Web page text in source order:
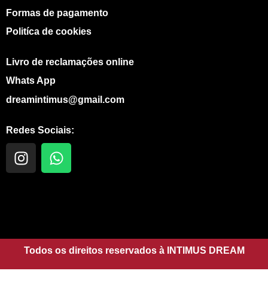
Formas de pagamento
Politíca de cookies
Livro de reclamações online
Whats App
dreamintimus@gmail.com
Redes Sociais:
I
n
r
a
m
W
h
p
p
Todos os direitos reservados à INTIMUS DREAM